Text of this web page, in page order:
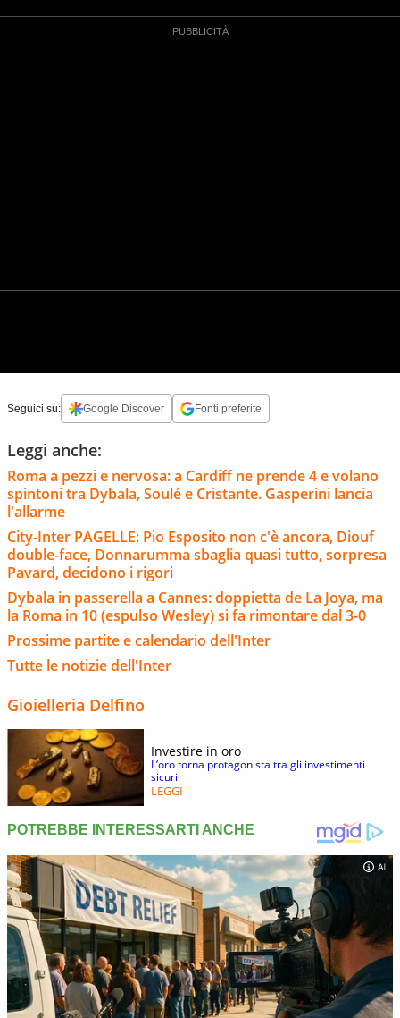
Seguici su: Google Discover Fonti preferite
Leggi anche:
Roma a pezzi e nervosa: a Cardiff ne prende 4 e volano
spintoni tra Dybala, Soulé e Cristante. Gasperini lancia
l'allarme
City-Inter PAGELLE: Pio Esposito non c'è ancora, Diouf
double-face, Donnarumma sbaglia quasi tutto, sorpresa
Pavard, decidono i rigori
Dybala in passerella a Cannes: doppietta de La Joya, ma
la Roma in 10 (espulso Wesley) si fa rimontare dal 3-0
Prossime partite e calendario dell'Inter
Tutte le notizie dell'Inter
Gioielleria Delfino
Investire in oro
L’oro torna protagonista tra gli investimenti
sicuri
LEGGI